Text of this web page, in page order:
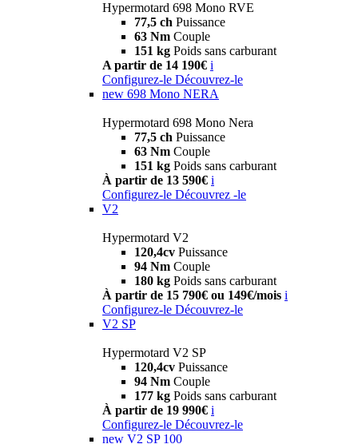
Hypermotard 698 Mono RVE
77,5 ch Puissance
63 Nm Couple
151 kg Poids sans carburant
A partir de 14 190€ i
Configurez-le Découvrez-le
new 698 Mono NERA
Hypermotard 698 Mono Nera
77,5 ch Puissance
63 Nm Couple
151 kg Poids sans carburant
À partir de 13 590€ i
Configurez-le Découvrez -le
V2
Hypermotard V2
120,4cv Puissance
94 Nm Couple
180 kg Poids sans carburant
À partir de 15 790€ ou 149€/mois i
Configurez-le Découvrez-le
V2 SP
Hypermotard V2 SP
120,4cv Puissance
94 Nm Couple
177 kg Poids sans carburant
À partir de 19 990€ i
Configurez-le Découvrez-le
new V2 SP 100